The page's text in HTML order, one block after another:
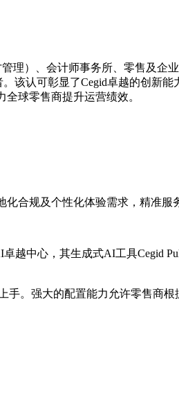
理）、会计师事务所、零售及企
。该认可彰显了Cegid卓越的创新
球零售商提升运营绩效。
合规及个性化体验需求，精准服
中心，其生成式AI工具Cegid
手。强大的配置能力允许零售商